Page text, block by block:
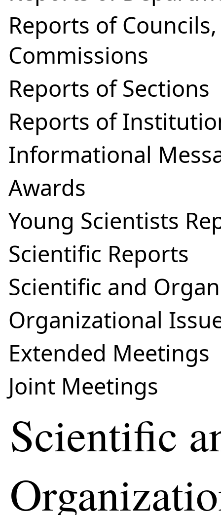
Reports of
Commissions
Reports of Sections
Reports of
Informational
Awards
Young Scientists
Scientific Reports
Scientific and
Organizational
Extended Meetings
Joint Meetings
Scientific